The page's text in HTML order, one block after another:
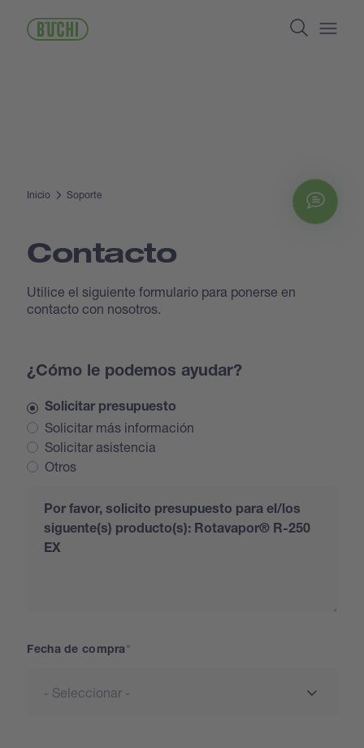
contenido
Search
Inicio Soporte
Contacto
Utilice el siguiente formulario para ponerse en
contacto con nosotros.
¿Cómo le podemos ayudar?
Solicitar presupuesto
Solicitar más información
Solicitar asistencia
Otros
Fecha de compra